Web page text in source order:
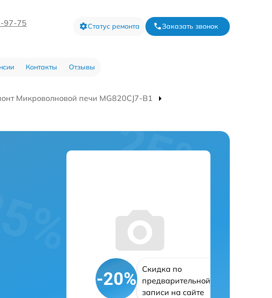
97-75 Статус ремонта Заказать звонок
Контакты Отзывы
Микроволновой печи MG820CJ7-B1
-20%
Скидка по
предварительной
записи на сайте